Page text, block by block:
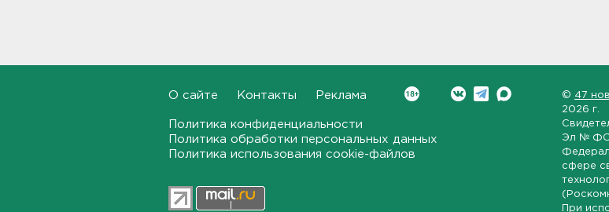
Лиговском. Нашли 211 игровых
О сайте Контакты Реклама
Политика конфиденциальности
Политика обработки персональных данных
Политика использования cookie-файлов
© 47
2026 г.
Эл № ФС
сфере
При